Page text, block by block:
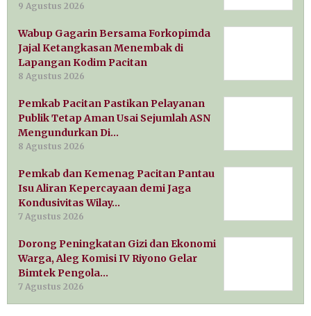
9 Agustus 2026
Wabup Gagarin Bersama Forkopimda
Jajal Ketangkasan Menembak di
Lapangan Kodim Pacitan
8 Agustus 2026
Pemkab Pacitan Pastikan Pelayanan
Publik Tetap Aman Usai Sejumlah ASN
Mengundurkan Di…
8 Agustus 2026
Pemkab dan Kemenag Pacitan Pantau
Isu Aliran Kepercayaan demi Jaga
Kondusivitas Wilay…
7 Agustus 2026
Dorong Peningkatan Gizi dan Ekonomi
Warga, Aleg Komisi IV Riyono Gelar
Bimtek Pengola…
7 Agustus 2026